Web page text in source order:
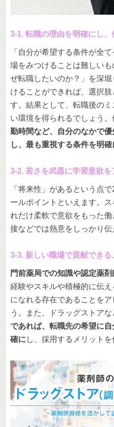
3-1. 転職の理由を明確にし
「自分が希望する条件が全
場をみつけることは難しい
ぜ転職したいのか？」を深
けることができれば、選択
す。結果として、転職後の
い環境を得られるでしょう。
勤時間など、自分のなかで
し、最も重視する条件を明確
3-2. 若さを武器に学習意欲を
「将来性」があるという点
ールポイントといえます。
れだけ柔軟で意欲をもった
接などでは熱意をしっかり伝
3-3. 新しい職場で貢献でき
門前薬局での知識や認定薬
経験やスキルや積極的に伝
になれる存在であることを
う。また、ドラッグストアな
であれば、転職先の希望に
確に し、採用するメリットを